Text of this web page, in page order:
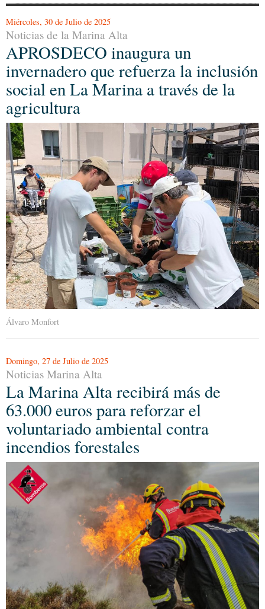
Miércoles, 30 de Julio de 2025
Noticias de la Marina Alta
APROSDECO inaugura un
invernadero que refuerza la inclusión
social en La Marina a través de la
agricultura
Álvaro Monfort
Domingo, 27 de Julio de 2025
Noticias Marina Alta
La Marina Alta recibirá más de
63.000 euros para reforzar el
voluntariado ambiental contra
incendios forestales